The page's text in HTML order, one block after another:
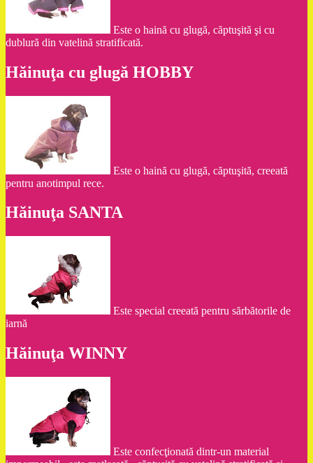
Este o haină cu glugă, căptuşită şi cu
dublură din vatelină stratificată.
Hăinuţa cu glugă HOBBY
Este o haină cu glugă, căptuşită, creeată
pentru anotimpul rece.
Hăinuţa SANTA
Este special creeată pentru sărbătorile de
iarnă
Hăinuţa WINNY
Este confecţionată dintr-un material